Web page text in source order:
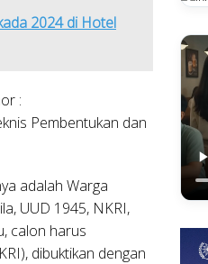
2024 di Hotel
:
Pembentukan dan
adalah Warga
UUD 1945, NKRI,
calon harus
dibuktikan dengan